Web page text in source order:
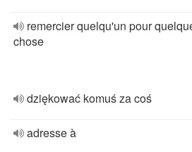
remercier quelqu'un pour
chose
dziękować komuś za coś
adresse à